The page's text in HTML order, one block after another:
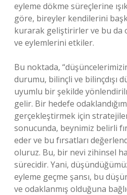
eyleme dökme süreçlerine
göre, bireyler kendilerini
kurarak geliştirirler ve bu da
ve eylemlerini etkiler.
Bu noktada,
durumu, bilinçli ve bilinçdışı
uyumlu bir şekilde
gelir. Bir hedefe
gerçekleştirmek için
sonucunda, beynimiz belirli
eder ve bu fırsatları
oluruz. Bu, bir nevi zihinsel
sürecidir. Yani,
eyleme geçme şansı, bu
ve odaklanmış olduğuna